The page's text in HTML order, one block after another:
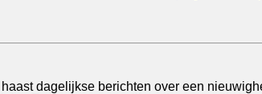
dagelijkse berichten over een